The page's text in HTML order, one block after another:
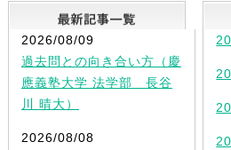
最
2026/08/09
過去問との向き合い方（慶
應義塾大学 法学部 長谷
川 晴大）
2026/08/08